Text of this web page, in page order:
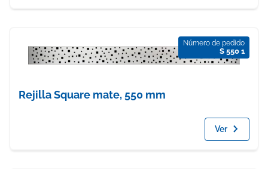
Número de pedido
S 550 1
Rejilla Square mate, 550 mm
Ver